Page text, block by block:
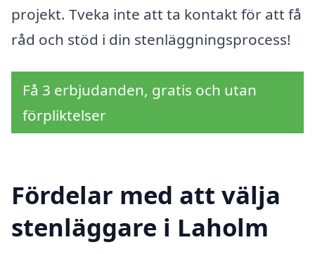
projekt. Tveka inte att ta kontakt för att få
råd och stöd i din stenläggningsprocess!
Få 3 erbjudanden, gratis och utan
förpliktelser
Fördelar med att välja
stenläggare i Laholm